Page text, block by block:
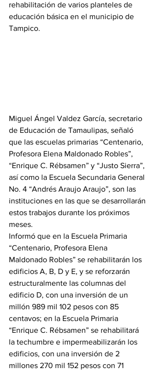
rehabilitación de varios planteles de
educación básica en el municipio de
Tampico.
Miguel Ángel Valdez García, secretario
de Educación de Tamaulipas, señaló
que las escuelas primarias “Centenario,
Profesora Elena Maldonado Robles”,
“Enrique C. Rébsamen” y “Justo Sierra”,
así como la Escuela Secundaria General
No. 4 “Andrés Araujo Araujo”, son las
instituciones en las que se desarrollarán
estos trabajos durante los próximos
meses.
Informó que en la Escuela Primaria
“Centenario, Profesora Elena
Maldonado Robles” se rehabilitarán los
edificios A, B, D y E, y se reforzarán
estructuralmente las columnas del
edificio D, con una inversión de un
millón 989 mil 102 pesos con 85
centavos; en la Escuela Primaria
“Enrique C. Rébsamen” se rehabilitará
la techumbre e impermeabilizarán los
edificios, con una inversión de 2
millones 270 mil 152 pesos con 71